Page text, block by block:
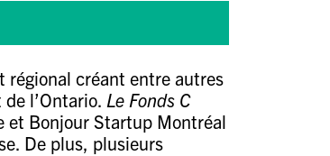
régional créant entre autres
l’Ontario. Le Fonds C
et Bonjour Startup Montréal
De plus, plusieurs